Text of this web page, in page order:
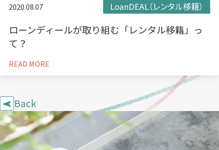
2020.08.07 LoanDEAL（レンタル移籍）
ローンディールが取り組む「レンタル移籍」っ
て？
READ MORE
Back